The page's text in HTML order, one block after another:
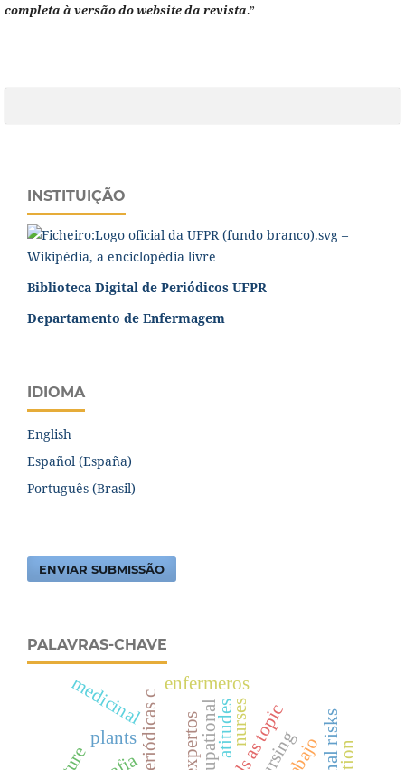
completa à versão do website da revista.”
INSTITUIÇÃO
Biblioteca Digital de Periódicos UFPR
Departamento de Enfermagem
IDIOMA
English
Español (España)
Português (Brasil)
ENVIAR SUBMISSÃO
PALAVRAS-CHAVE
nurses
enfermeros
occupationalatitudes
plants
medicinal